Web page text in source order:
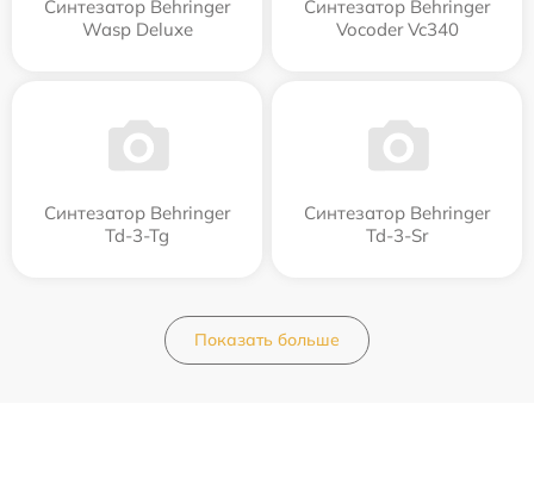
Синтезатор Behringer
Wasp Deluxe
Синтезатор Behringer
Vocoder Vc340
Синтезатор Behringer
Td-3-Tg
Синтезатор Behringer
Td-3-Sr
Показать больше